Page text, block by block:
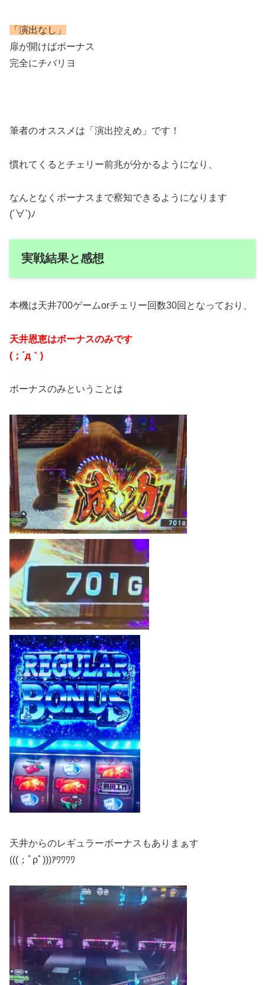
「演出なし」
扉が開けばボーナス
完全にチバリヨ
筆者のオススメは「演出控えめ」です！
慣れてくるとチェリー前兆が分かるようになり、
なんとなくボーナスまで察知できるようになります
(´∀`)ﾉ
実戦結果と感想
本機は天井700ゲームorチェリー回数30回となっており、
天井恩恵はボーナスのみです
(；´д｀)
ボーナスのみということは
天井からのレギュラーボーナスもありまぁす
(((；ﾟρﾟ)))ｱﾜﾜﾜﾜ